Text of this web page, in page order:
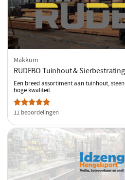
Makkum
RUDEBO Tuinhout & Sierbestrating
Een breed assortiment aan tuinhout,
hoge kwaliteit.
11 beoordelingen